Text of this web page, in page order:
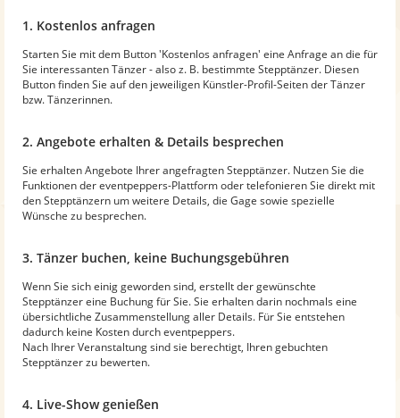
1. Kostenlos anfragen
Starten Sie mit dem Button 'Kostenlos anfragen' eine Anfrage an die für
Sie interessanten Tänzer - also z. B. bestimmte Stepptänzer. Diesen
Button finden Sie auf den jeweiligen Künstler-Profil-Seiten der Tänzer
bzw. Tänzerinnen.
2. Angebote erhalten & Details besprechen
Sie erhalten Angebote Ihrer angefragten Stepptänzer. Nutzen Sie die
Funktionen der eventpeppers-Plattform oder telefonieren Sie direkt mit
den Stepptänzern um weitere Details, die Gage sowie spezielle
Wünsche zu besprechen.
3. Tänzer buchen, keine Buchungsgebühren
Wenn Sie sich einig geworden sind, erstellt der gewünschte
Stepptänzer eine Buchung für Sie. Sie erhalten darin nochmals eine
übersichtliche Zusammenstellung aller Details. Für Sie entstehen
dadurch keine Kosten durch eventpeppers.
Nach Ihrer Veranstaltung sind sie berechtigt, Ihren gebuchten
Stepptänzer zu bewerten.
4. Live-Show genießen